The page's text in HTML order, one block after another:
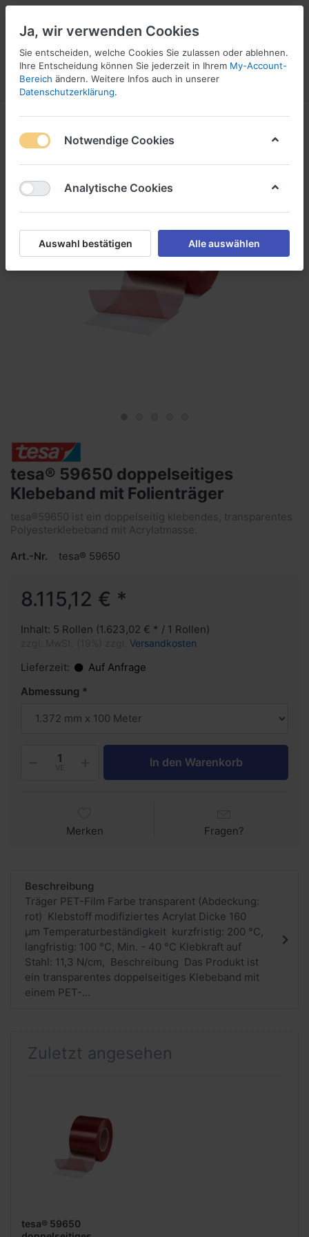
Menü Anmelden Wunschliste
1
tesa® 59650 doppelseitiges
Klebeband mit Folienträger
tesa®59650 ist ein doppelseitig klebendes, transparentes
Polyesterklebeband mit Acrylatmasse.
Art.-Nr.
tesa® 59650
8.115,12 € *
Inhalt: 5 Rollen (1.623,02 € * / 1 Rollen)
Versandkosten
Lieferzeit:
Auf Anfrage
Abmessung
VE In den Warenkorb
Merken Fragen?
Beschreibung
Träger PET-Film Farbe transparent (Abdeckung:
rot) Klebstoff modifiziertes Acrylat Dicke 160
µm Temperaturbeständigkeit kurzfristig: 200 °C,
langfristig: 100 °C, Min. - 40 °C Klebkraft auf
Stahl: 11,3 N/cm, Beschreibung Das Produkt ist
ein transparentes doppelseitiges Klebeband mit
einem PET-...
Zuletzt angesehen
tesa® 59650
Ja, wir verwenden Cookies
Sie entscheiden, welche Cookies Sie zulassen oder ablehnen.
Ihre Entscheidung können Sie jederzeit in Ihrem My-Account-
Bereich ändern. Weitere Infos auch in unserer
Datenschutzerklärung.
Notwendige Cookies
Analytische Cookies
Auswahl bestätigen Alle auswählen